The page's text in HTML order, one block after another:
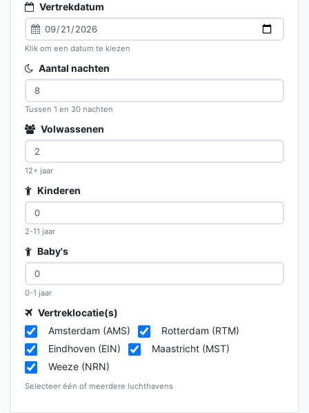
Vertrekdatum
Klik om een datum te kiezen
Aantal nachten
Tussen 1 en 30 nachten
Volwassenen
12+ jaar
Kinderen
2-11 jaar
Baby's
0-1 jaar
Vertreklocatie(s)
Amsterdam (AMS)
Rotterdam (RTM)
Eindhoven (EIN)
Maastricht (MST)
Weeze (NRN)
Selecteer één of meerdere luchthavens